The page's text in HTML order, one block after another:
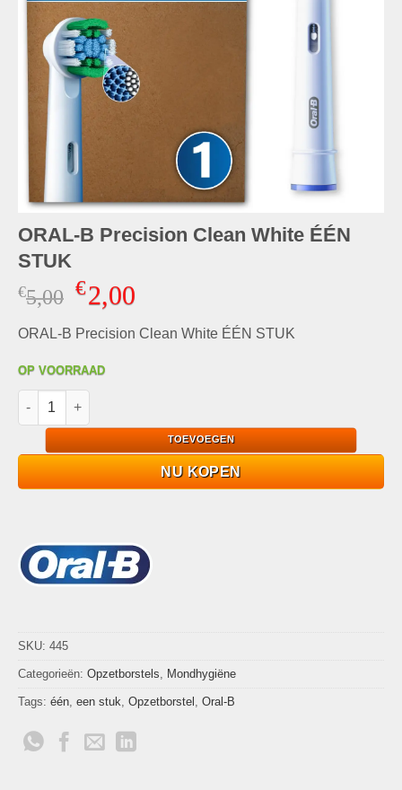
ORAL-B Precision Clean White ÉÉN
STUK
€5,00 Oorspronkelijke
prijs
was:
€2,00Huidige
is:
ORAL-B Precision Clean White ÉÉN STUK
OP VOORRAAD
ORAL-B Precision Clean White ÉÉN STUK aantal
TOEVOEGEN
NU KOPEN
SKU: 445
Categorieën: Opzetborstels, Mondhygiëne
Tags: één, een stuk, Opzetborstel , Oral-B